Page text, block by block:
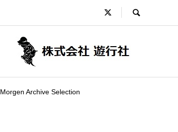
Morgen Archive Selection